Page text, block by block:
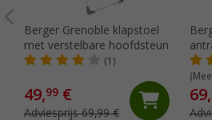
Berger Grenoble klapstoel
met verstelbare hoofdsteun
(1)
49,99 €
Adviesprijs 69,99 €
69,